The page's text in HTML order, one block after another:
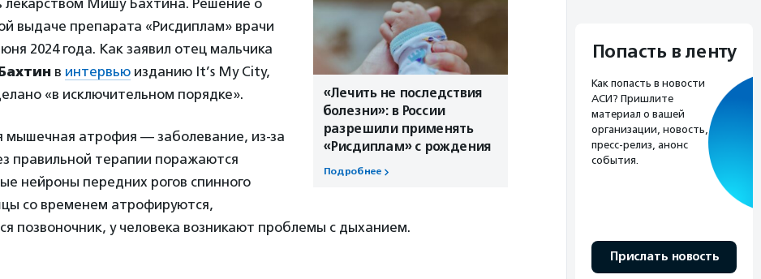
«Лечить не последствия
болезни»: в России
разрешили применять
«Рисдиплам» с рождения
Подробнее
лекарством Мишу Бахтина. Решение о
выдаче препарата «Рисдиплам» врачи
2024 года. Как заявил отец мальчика
в интервью изданию It’s My City,
«в исключительном порядке».
мышечная атрофия — заболевание, из-за
правильной терапии поражаются
нейроны передних рогов спинного
со временем атрофируются,
позвоночник, у человека возникают проблемы с дыханием.
Попасть в ленту
Как попасть в новости
АСИ? Пришлите
материал о вашей
организации, новость,
пресс-релиз, анонс
события.
Прислать новость